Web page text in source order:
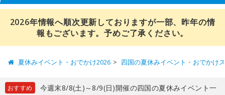
2026年情報へ順次更新しておりますが一部、昨年の情
報もございます。予めご了承ください。
夏休みイベント・おでかけ2026 四国の夏休みイベント・おでかけ
おすすめ
今週末8/8(土)～8/9(日)開催の四国の夏休みイベント一